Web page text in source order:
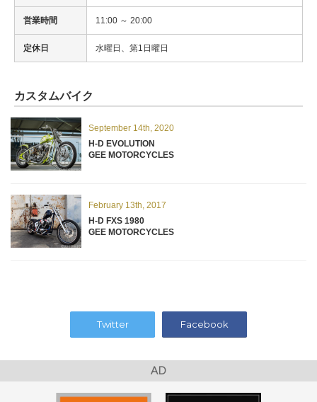
営業時間 11:00 ～ 20:00
定休日 水曜日、第1日曜日
カスタムバイク
September 14th, 2020
H-D EVOLUTION
GEE MOTORCYCLES
February 13th, 2017
H-D FXS 1980
GEE MOTORCYCLES
Twitter Facebook
AD